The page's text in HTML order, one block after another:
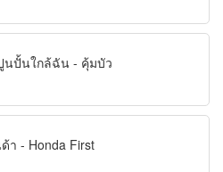
นปั้นใกล้ฉัน - คุ้มบัว
า - Honda First